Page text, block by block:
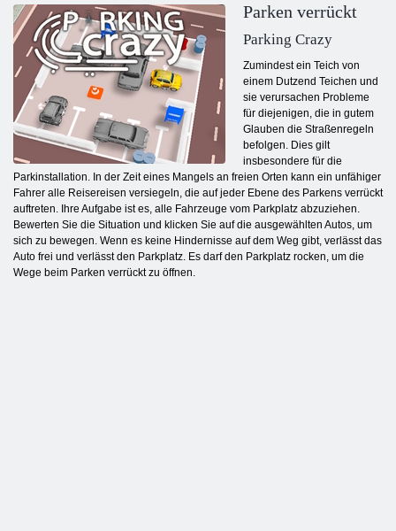
Parken verrückt
Parking Crazy
Zumindest ein Teich von
einem Dutzend Teichen und
sie verursachen Probleme
für diejenigen, die in gutem
Glauben die Straßenregeln
befolgen. Dies gilt
insbesondere für die
Parkinstallation. In der Zeit eines Mangels an freien Orten kann ein unfähiger
Fahrer alle Reisereisen versiegeln, die auf jeder Ebene des Parkens verrückt
auftreten. Ihre Aufgabe ist es, alle Fahrzeuge vom Parkplatz abzuziehen.
Bewerten Sie die Situation und klicken Sie auf die ausgewählten Autos, um
sich zu bewegen. Wenn es keine Hindernisse auf dem Weg gibt, verlässt das
Auto frei und verlässt den Parkplatz. Es darf den Parkplatz rocken, um die
Wege beim Parken verrückt zu öffnen.